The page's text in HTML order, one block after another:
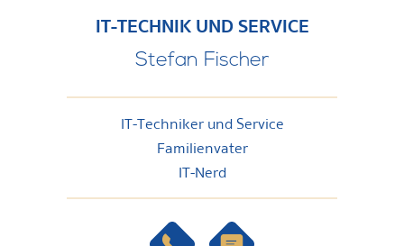
IT-TECHNIK UND SERVICE
Stefan Fischer
IT-Techniker und Service
Familienvater
IT-Nerd